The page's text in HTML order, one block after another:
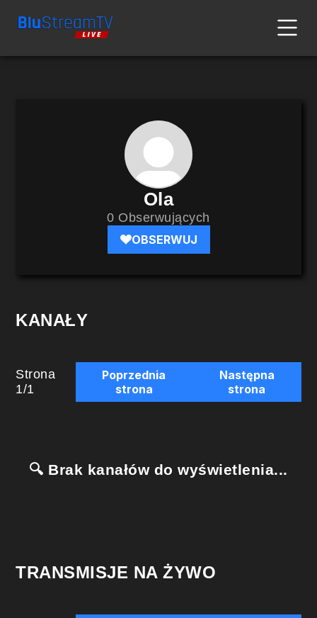
Ola
0 Obserwujących
OBSERWUJ
KANAŁY
Strona
1/1
Poprzednia
strona
Następna
strona
🔍 Brak kanałów do wyświetlenia...
TRANSMISJE NA ŻYWO